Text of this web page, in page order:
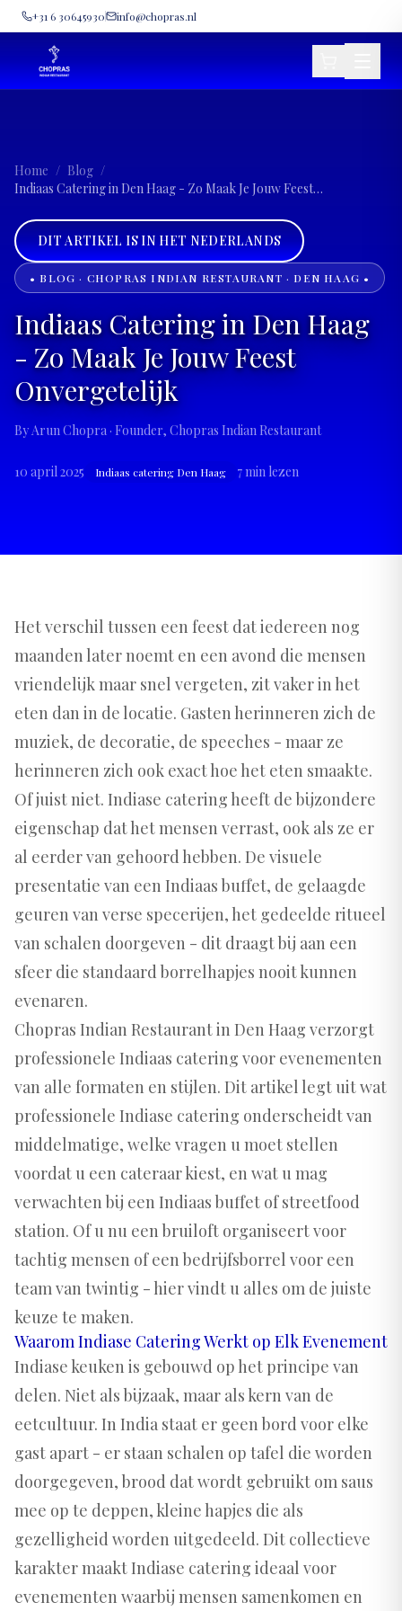
+31 6 30645930 info@chopras.nl
Home / Blog /
Indiaas Catering in Den Haag - Zo Maak Je Jouw Feest
DIT ARTIKEL IS IN HET NEDERLANDS
• BLOG · CHOPRAS INDIAN RESTAURANT · DEN HAAG •
Indiaas Catering in Den Haag
- Zo Maak Je Jouw Feest
Onvergetelijk
ByArun Chopra · Founder, Chopras Indian Restaurant
10 april 2025 Indiaas catering Den Haag 7min lezen
Het verschil tussen een feest dat iedereen nog
maanden later noemt en een avond die mensen
vriendelijk maar snel vergeten, zit vaker in het
eten dan in de locatie. Gasten herinneren zich de
muziek, de decoratie, de speeches - maar ze
herinneren zich ook exact hoe het eten smaakte.
Of juist niet. Indiase catering heeft de bijzondere
eigenschap dat het mensen verrast, ook als ze er
al eerder van gehoord hebben. De visuele
presentatie van een Indiaas buffet, de gelaagde
geuren van verse specerijen, het gedeelde ritueel
van schalen doorgeven - dit draagt bij aan een
sfeer die standaard borrelhapjes nooit kunnen
evenaren.
Chopras Indian Restaurant in Den Haag verzorgt
professionele Indiaas catering voor evenementen
van alle formaten en stijlen. Dit artikel legt uit wat
professionele Indiase catering onderscheidt van
middelmatige, welke vragen u moet stellen
voordat u een cateraar kiest, en wat u mag
verwachten bij een Indiaas buffet of streetfood
station. Of u nu een bruiloft organiseert voor
tachtig mensen of een bedrijfsborrel voor een
team van twintig - hier vindt u alles om de juiste
keuze te maken.
Waarom Indiase Catering Werkt op Elk Evenement
Indiase keuken is gebouwd op het principe van
delen. Niet als bijzaak, maar als kern van de
eetcultuur. In India staat er geen bord voor elke
gast apart - er staan schalen op tafel die worden
doorgegeven, brood dat wordt gebruikt om saus
mee op te deppen, kleine hapjes die als
gezelligheid worden uitgedeeld. Dit collectieve
karakter maakt Indiase catering ideaal voor
evenementen waarbij mensen samenkomen en